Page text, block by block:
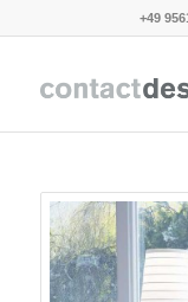
+49